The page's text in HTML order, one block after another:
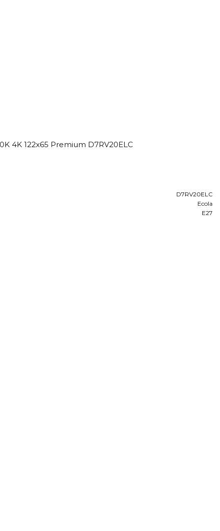
4K 122x65 Premium D7RV20ELC
D7RV20ELC
Ecola
E27